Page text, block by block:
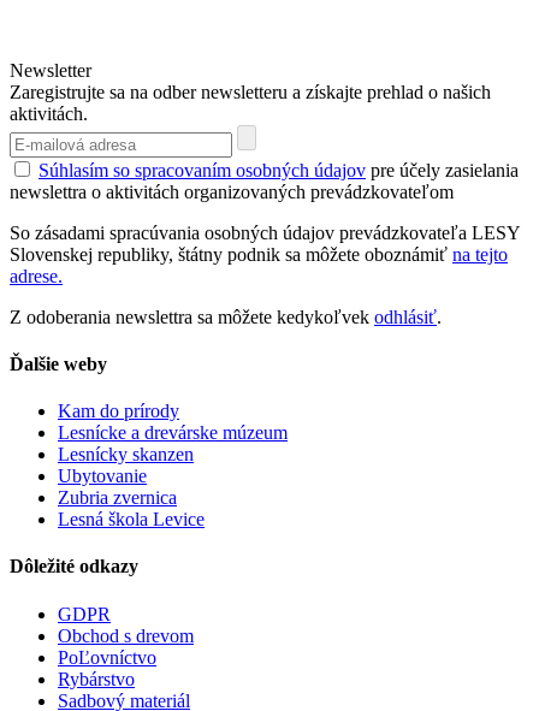
Newsletter
Zaregistrujte sa na odber newsletteru a získajte prehlad o našich
aktivitách.
Súhlasím so spracovaním osobných údajov pre účely zasielania
newslettra o aktivitách organizovaných prevádzkovateľom
So zásadami spracúvania osobných údajov prevádzkovateľa LESY
Slovenskej republiky, štátny podnik sa môžete oboznámiť na tejto
adrese.
Z odoberania newslettra sa môžete kedykoľvek odhlásiť.
Ďalšie weby
Kam do prírody
Lesnícke a drevárske múzeum
Lesnícky skanzen
Ubytovanie
Zubria zvernica
Lesná škola Levice
Dôležité odkazy
GDPR
Obchod s drevom
PoĽovníctvo
Rybárstvo
Sadbový materiál